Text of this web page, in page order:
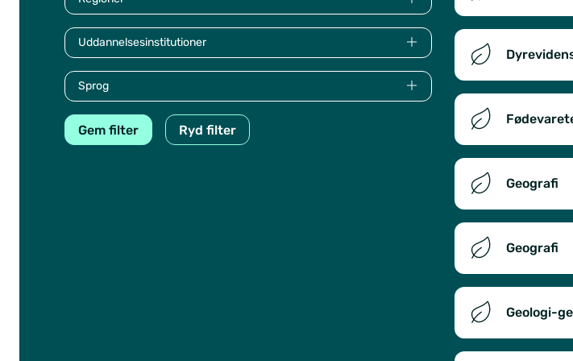
Uddannelsesinstitutioner
Sprog
Gem filter Ryd filter
Geografi
Geografi
Geologi-